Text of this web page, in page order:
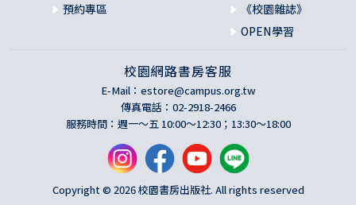
預約專區
《校園雜誌》
OPEN學習
校園網路書房客服
E-Mail： estore@campus.org.tw
傳真電話：02-2918-2466
服務時間：週一～五 10:00～12:30；13:30～18:00
Copyright © 2026 校園書房出版社. All rights reserved